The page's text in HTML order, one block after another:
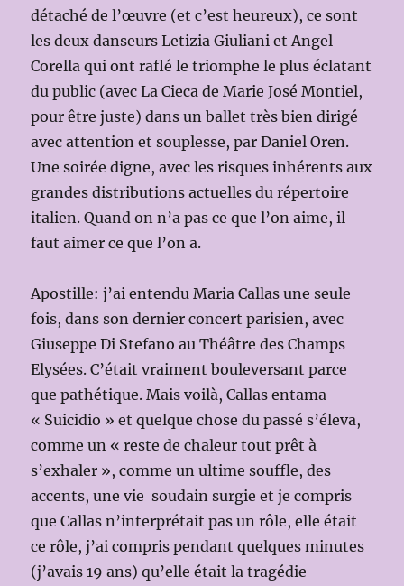
détaché de l’œuvre (et c’est heureux), ce sont
les deux danseurs Letizia Giuliani et Angel
Corella qui ont raflé le triomphe le plus éclatant
du public (avec La Cieca de Marie José Montiel,
pour être juste) dans un ballet très bien dirigé
avec attention et souplesse, par Daniel Oren.
Une soirée digne, avec les risques inhérents aux
grandes distributions actuelles du répertoire
italien. Quand on n’a pas ce que l’on aime, il
faut aimer ce que l’on a.
Apostille: j’ai entendu Maria Callas une seule
fois, dans son dernier concert parisien, avec
Giuseppe Di Stefano au Théâtre des Champs
Elysées. C’était vraiment bouleversant parce
que pathétique. Mais voilà, Callas entama
« Suicidio » et quelque chose du passé s’éleva,
comme un « reste de chaleur tout prêt à
s’exhaler », comme un ultime souffle, des
accents, une vie soudain surgie et je compris
que Callas n’interprétait pas un rôle, elle était
ce rôle, j’ai compris pendant quelques minutes
(j’avais 19 ans) qu’elle était la tragédie